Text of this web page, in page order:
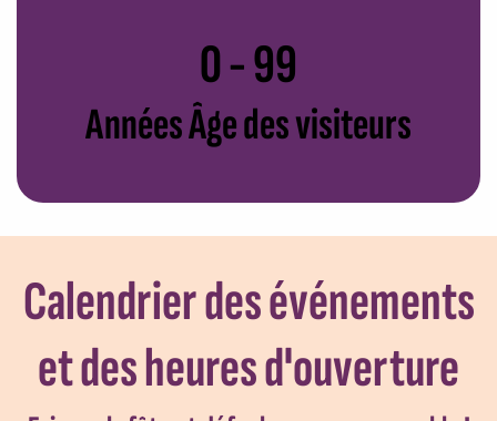
0 - 99
Années Âge des visiteurs
Calendrier des événements
et des heures d'ouverture